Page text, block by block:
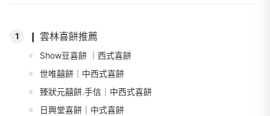
1 ❙ 雲林喜餅推薦
Show豆喜餅 ｜西式喜餅
世唯囍餅｜中西式喜餅
臻狀元囍餅.手信｜中西式喜餅
日興堂喜餅｜中式喜餅